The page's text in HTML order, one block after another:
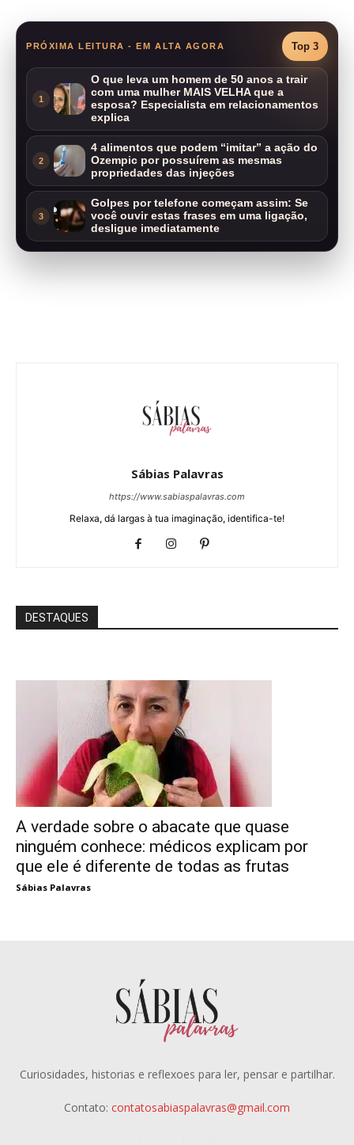
PRÓXIMA LEITURA - EM ALTA AGORA Top 3
1
O que leva um homem de 50 anos a trair
com uma mulher MAIS VELHA que a
esposa? Especialista em relacionamentos
explica
2
4 alimentos que podem “imitar” a ação do
Ozempic por possuírem as mesmas
propriedades das injeções
3
Golpes por telefone começam assim: Se
você ouvir estas frases em uma ligação,
desligue imediatamente
Sábias Palavras
https://www.sabiaspalavras.com
Relaxa, dá largas à tua imaginação, identifica-te!
DESTAQUES
A verdade sobre o abacate que quase
ninguém conhece: médicos explicam por
que ele é diferente de todas as frutas
Sábias Palavras
Curiosidades, historias e reflexoes para ler, pensar e partilhar.
Contato: contatosabiaspalavras@gmail.com